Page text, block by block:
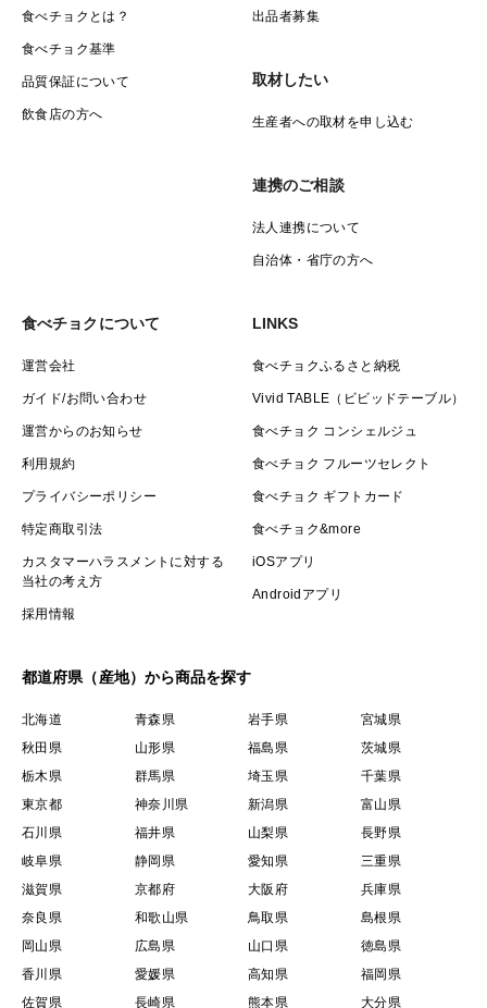
食べチョクとは？
食べチョク基準
品質保証について
飲食店の方へ
出品者募集
取材したい
生産者への取材を申し込む
連携のご相談
法人連携について
自治体・省庁の方へ
食べチョクについて
運営会社
ガイド/お問い合わせ
運営からのお知らせ
利用規約
プライバシーポリシー
特定商取引法
カスタマーハラスメントに対する
当社の考え方
採用情報
LINKS
食べチョクふるさと納税
Vivid TABLE（ビビッドテーブル）
食べチョク コンシェルジュ
食べチョク フルーツセレクト
食べチョク ギフトカード
食べチョク&more
iOSアプリ
Androidアプリ
都道府県（産地）から商品を探す
北海道 青森県 岩手県
宮城県
秋田県
山形県 福島県
茨城県
栃木県
群馬県 埼玉県
千葉県
東京都
神奈川県 新潟県
富山県
石川県
福井県 山梨県
長野県
岐阜県
静岡県 愛知県
三重県
滋賀県
京都府 大阪府
兵庫県
奈良県
和歌山県 鳥取県
島根県
岡山県
広島県 山口県
徳島県
香川県
愛媛県 高知県
福岡県
佐賀県
長崎県 熊本県 大分県